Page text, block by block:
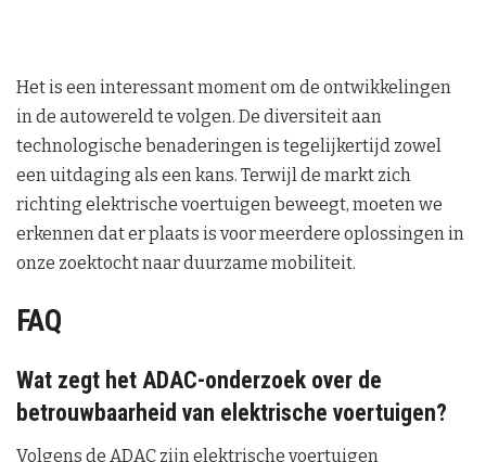
Het is een interessant moment om de ontwikkelingen
in de autowereld te volgen. De diversiteit aan
technologische benaderingen is tegelijkertijd zowel
een uitdaging als een kans. Terwijl de markt zich
richting elektrische voertuigen beweegt, moeten we
erkennen dat er plaats is voor meerdere oplossingen in
onze zoektocht naar duurzame mobiliteit.
FAQ
Wat zegt het ADAC-onderzoek over de
betrouwbaarheid van elektrische voertuigen?
Volgens de ADAC zijn elektrische voertuigen